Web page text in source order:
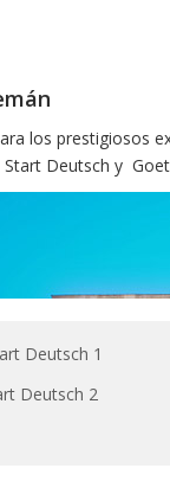
los prestigiosos
Deutsch y
Deutsch 1
Deutsch 2